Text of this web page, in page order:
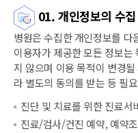
01. 개인정보의 수
병원은 수집한 개인정보를 다
이용자가 제공한 모든 정보는
지 않으며 이용 목적이 변경
라 별도의 동의를 받는 등 필
진단 및 치료를 위한 진료서
진료/검사/건진 예약, 예약